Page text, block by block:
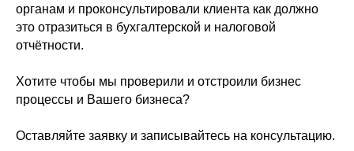
органам и проконсультировали клиента как должно
это отразиться в бухгалтерской и налоговой
отчётности.
Хотите чтобы мы проверили и отстроили бизнес
процессы и Вашего бизнеса?
Оставляйте заявку и записывайтесь на консультацию.